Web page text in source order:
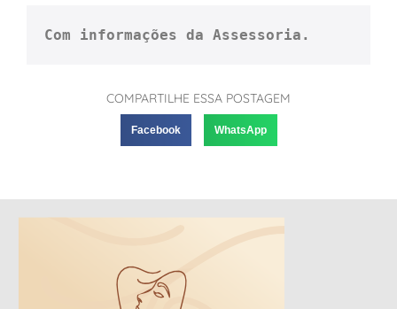
Com informações da Assessoria.
COMPARTILHE ESSA POSTAGEM
Facebook WhatsApp